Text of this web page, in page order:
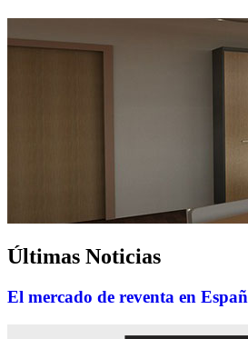
Últimas Noticias
El mercado de reventa en